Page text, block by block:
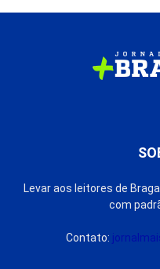
Levar aos leitores de
com
Contato: